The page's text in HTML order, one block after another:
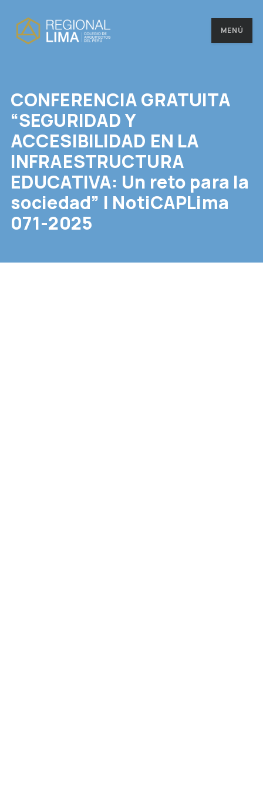
MENÚ
CONFERENCIA GRATUITA
“SEGURIDAD Y
ACCESIBILIDAD EN LA
INFRAESTRUCTURA
EDUCATIVA: Un reto para la
sociedad” | NotiCAPLima
071-2025